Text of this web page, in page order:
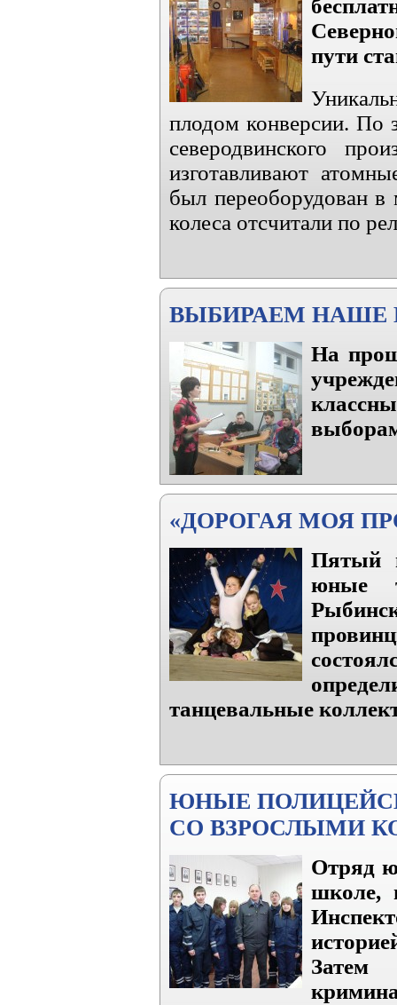
пути
плодом конверсии. По
северодвинского
изготавливают
был переоборудован в
колеса отсчитали по
ВЫБИРАЕМ НАШЕ
На
«ДОРОГАЯ МОЯ
Пятый
юные
танцевальные
ЮНЫЕ
СО ВЗРОСЛЫМИ
Отряд
школе,